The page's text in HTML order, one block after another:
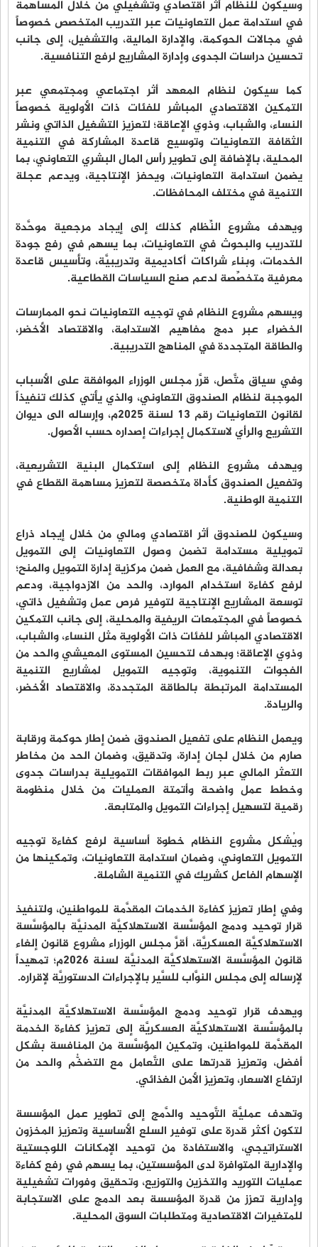
وسيكون للنظام أثر اقتصادي وتشغيلي من خلال المساهمة
في استدامة عمل التعاونيات عبر التدريب المتخصص خصوصاً
في مجالات الحوكمة، والإدارة المالية، والتشغيل، إلى جانب
تحسين دراسات الجدوى وإدارة المشاريع لرفع التنافسية.
كما سيكون لنظام المعهد أثر اجتماعي ومجتمعي عبر
التمكين الاقتصادي المباشر للفئات ذات الأولوية خصوصاً
النساء، والشباب، وذوي الإعاقة؛ لتعزيز التشغيل الذاتي ونشر
الثقافة التعاونيات وتوسيع قاعدة المشاركة في التنمية
المحلية، بالإضافة إلى تطوير رأس المال البشري التعاوني، بما
يضمن استدامة التعاونيات، ويحفز الإنتاجية، ويدعم عجلة
التنمية في مختلف المحافظات.
ويهدف مشروع النِّظام كذلك إلى إيجاد مرجعية موحَّدة
للتدريب والبحوث في التعاونيات، بما يسهم في رفع جودة
الخدمات، وبناء شراكات أكاديمية وتدريبيَّة، وتأسيس قاعدة
معرفية متخصِّصة لدعم صنع السياسات القطاعية.
ويسهم مشروع النظام في توجيه التعاونيات نحو الممارسات
الخضراء عبر دمج مفاهيم الاستدامة، والاقتصاد الأخضر،
والطاقة المتجددة في المناهج التدريبية.
وفي سياق متَّصل، قرَّر مجلس الوزراء الموافقة على الأسباب
الموجبة لنظام الصندوق التعاوني، والذي يأتي كذلك تنفيذاً
لقانون التعاونيات رقم 13 لسنة 2025م، وإرساله الى ديوان
التشريع والرأي لاستكمال إجراءات إصداره حسب الأصول.
ويهدف مشروع النظام إلى استكمال البنية التشريعية،
وتفعيل الصندوق كأداة متخصصة لتعزيز مساهمة القطاع في
التنمية الوطنية.
وسيكون للصندوق أثر اقتصادي ومالي من خلال إيجاد ذراع
تمويلية مستدامة تضمن وصول التعاونيات إلى التمويل
بعدالة وشفافية، مع العمل ضمن مركزية إدارة التمويل والمنح؛
لرفع كفاءة استخدام الموارد، والحد من الازدواجية، ودعم
توسعة المشاريع الإنتاجية لتوفير فرص عمل وتشغيل ذاتي،
خصوصاً في المجتمعات الريفية والمحلية، إلى جانب التمكين
الاقتصادي المباشر للفئات ذات الأولوية مثل النساء، والشباب،
وذوي الإعاقة؛ وبهدف لتحسين المستوى المعيشي والحد من
الفجوات التنموية، وتوجيه التمويل لمشاريع التنمية
المستدامة المرتبطة بالطاقة المتجددة، والاقتصاد الأخضر،
والريادة.
ويعمل النظام على تفعيل الصندوق ضمن إطار حوكمة ورقابة
صارم من خلال لجان إدارة، وتدقيق، وضمان الحد من مخاطر
التعثر المالي عبر ربط الموافقات التمويلية بدراسات جدوى
وخطط عمل واضحة وأتمتة العمليات من خلال منظومة
رقمية لتسهيل إجراءات التمويل والمتابعة.
ويُشكل مشروع النظام خطوة أساسية لرفع كفاءة توجيه
التمويل التعاوني، وضمان استدامة التعاونيات، وتمكينها من
الإسهام الفاعل كشريك في التنمية الشاملة.
وفي إطار تعزيز كفاءة الخدمات المقدَّمة للمواطنين، ولتنفيذ
قرار توحيد ودمج المؤسَّسة الاستهلاكيَّة المدنيَّة بالمؤسَّسة
الاستهلاكيَّة العسكريَّة، أقرَّ مجلس الوزراء مشروع قانون إلغاء
قانون المؤسَّسة الاستهلاكيَّة المدنيَّة لسنة 2026م؛ تمهيداً
لإرساله إلى مجلس النوَّاب للسَّير بالإجراءات الدستوريَّة لإقراره.
ويهدف قرار توحيد ودمج المؤسَّسة الاستهلاكيَّة المدنيَّة
بالمؤسَّسة الاستهلاكيَّة العسكريَّة إلى تعزيز كفاءة الخدمة
المقدَّمة للمواطنين، وتمكين المؤسَّسة من المنافسة بشكل
أفضل، وتعزيز قدرتها على التَّعامل مع التضخُّم والحد من
ارتفاع الاسعار، وتعزيز الأمن الغذائي.
وتهدف عمليَّة التَّوحيد والدَّمج إلى تطوير عمل المؤسسة
لتكون أكثر قدرة على توفير السلع الأساسية وتعزيز المخزون
الاستراتيجي، والاستفادة من توحيد الإمكانات اللوجستية
والإدارية المتوافرة لدى المؤسستين، بما يسهم في رفع كفاءة
عمليات التوريد والتخزين والتوزيع، وتحقيق وفورات تشغيلية
وإدارية تعزز من قدرة المؤسسة بعد الدمج على الاستجابة
للمتغيرات الاقتصادية ومتطلبات السوق المحلية.